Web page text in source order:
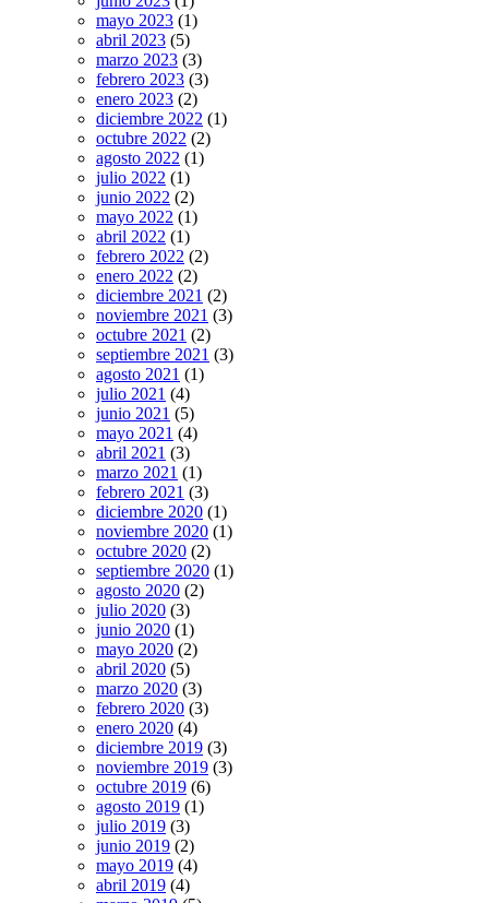
mayo 2023 (1)
abril 2023 (5)
marzo 2023 (3)
febrero 2023 (3)
enero 2023 (2)
diciembre 2022 (1)
octubre 2022 (2)
agosto 2022 (1)
julio 2022 (1)
junio 2022 (2)
mayo 2022 (1)
abril 2022 (1)
febrero 2022 (2)
enero 2022 (2)
diciembre 2021 (2)
noviembre 2021 (3)
octubre 2021 (2)
septiembre 2021 (3)
agosto 2021 (1)
julio 2021 (4)
junio 2021 (5)
mayo 2021 (4)
abril 2021 (3)
marzo 2021 (1)
febrero 2021 (3)
diciembre 2020 (1)
noviembre 2020 (1)
octubre 2020 (2)
septiembre 2020 (1)
agosto 2020 (2)
julio 2020 (3)
junio 2020 (1)
mayo 2020 (2)
abril 2020 (5)
marzo 2020 (3)
febrero 2020 (3)
enero 2020 (4)
diciembre 2019 (3)
noviembre 2019 (3)
octubre 2019 (6)
agosto 2019 (1)
julio 2019 (3)
junio 2019 (2)
mayo 2019 (4)
abril 2019 (4)